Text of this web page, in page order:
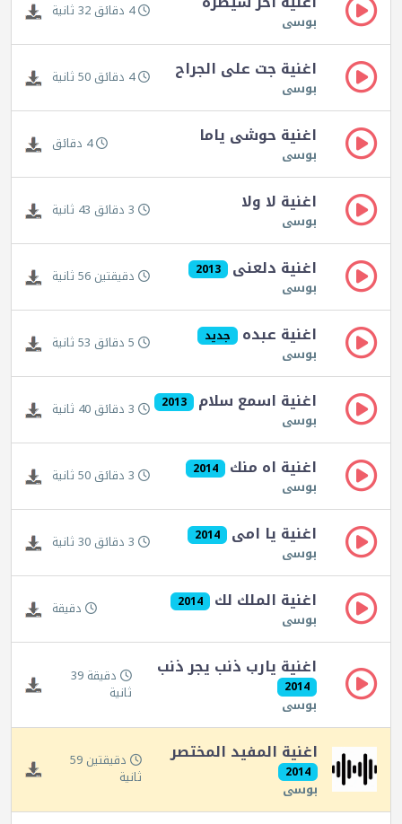
بوسى 4 دقائق 32 ثانية
اغنية جت على الجراح
بوسى 4 دقائق 50 ثانية
اغنية حوشى ياما
بوسى 4 دقائق
اغنية لا ولا
بوسى 3 دقائق 43 ثانية
اغنية دلعنى 2013
بوسى دقيقتين 56 ثانية
اغنية عبده جديد
بوسى 5 دقائق 53 ثانية
اغنية اسمع سلام 2013
بوسى 3 دقائق 40 ثانية
اغنية اه منك 2014
بوسى 3 دقائق 50 ثانية
اغنية يا امى 2014
بوسى 3 دقائق 30 ثانية
اغنية الملك لك 2014
بوسى دقيقة
اغنية يارب ذنب يجر ذنب
2014
بوسى
دقيقة 39
ثانية
اغنية المفيد المختصر
2014
بوسى
دقيقتين 59
ثانية